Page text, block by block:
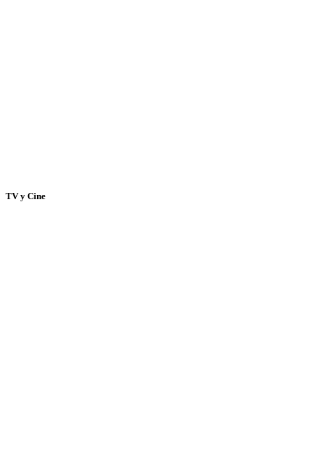
TV y Cine